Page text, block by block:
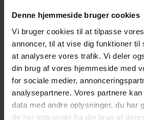
Denne hjemmeside bruger cookies
Vi bruger cookies til at tilpasse
annoncer, til at vise dig funktioner til
at analysere vores trafik. Vi deler
din brug af vores hjemmeside med
for sociale medier,
analysepartnere. Vores partnere
data med andre oplysninger, du har
de har indsamlet fra din brug af
Google kalender
iCalendar
Outlook 365
Outlook Live
Detaljer
1. april